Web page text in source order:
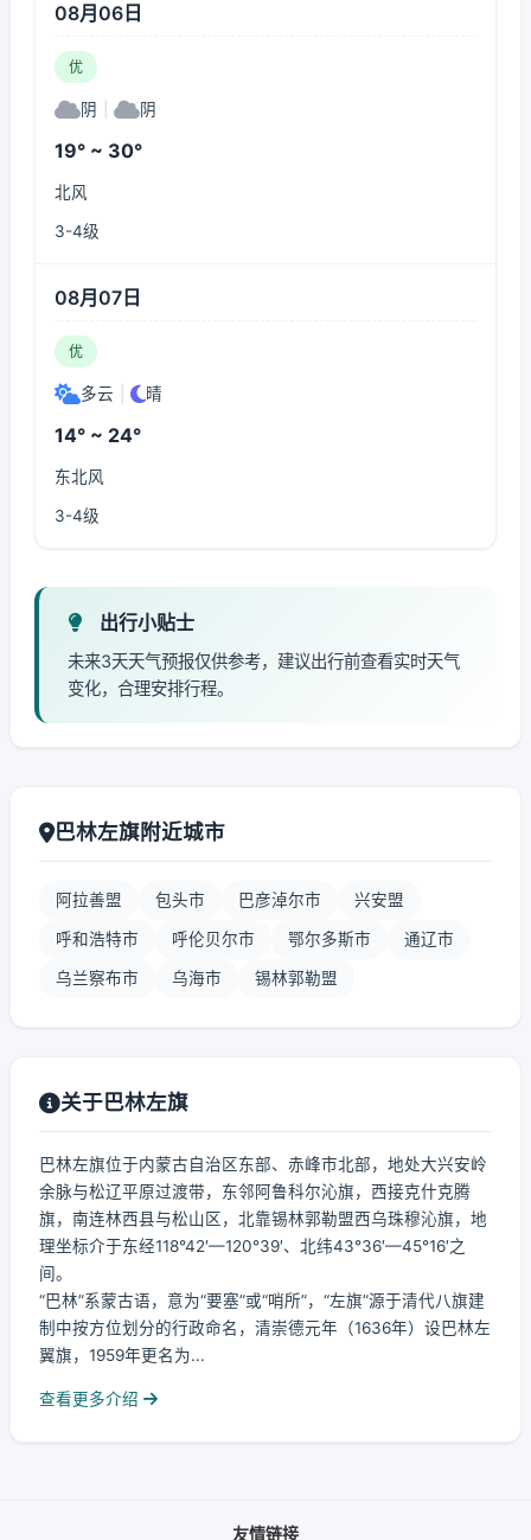
08月06日
优
阴 阴
19° ~ 30°
北风
3-4级
08月07日
优
多云 晴
14° ~ 24°
东北风
3-4级
出行小贴士
未来3天天气预报仅供参考，建议出行前查看实时天气
变化，合理安排行程。
巴林左旗附近城市
阿拉善盟 包头市 巴彦淖尔市 兴安盟
呼和浩特市 呼伦贝尔市 鄂尔多斯市 通辽市
乌兰察布市 乌海市 锡林郭勒盟
关于巴林左旗
巴林左旗位于内蒙古自治区东部、赤峰市北部，地处大兴安岭
余脉与松辽平原过渡带，东邻阿鲁科尔沁旗，西接克什克腾
旗，南连林西县与松山区，北靠锡林郭勒盟西乌珠穆沁旗，地
理坐标介于东经118°42′—120°39′、北纬43°36′—45°16′之
间。
“巴林”系蒙古语，意为“要塞”或“哨所”，“左旗”源于清代八旗建
制中按方位划分的行政命名，清崇德元年（1636年）设巴林左
翼旗，1959年更名为...
查看更多介绍
友情链接